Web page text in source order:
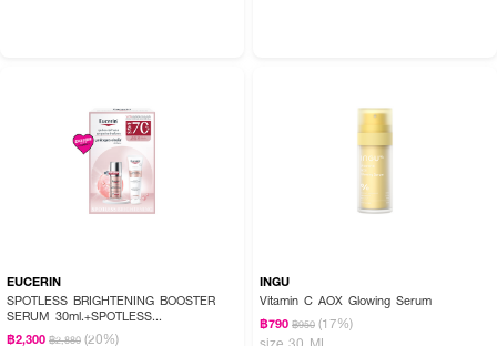
EUCERIN
SPOTLESS BRIGHTENING BOOSTER
SERUM 30ml.+SPOTLESS
BRIGHTENING CLEANSING FOAM 150G
฿2,300 ฿2,880 (20%)
INGU
Vitamin C AOX Glowing Serum
฿790 ฿950 (17%)
size 30 ML